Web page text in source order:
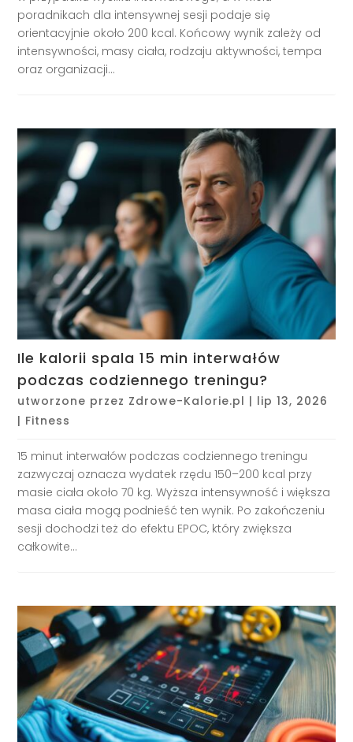
poradnikach dla intensywnej sesji podaje się
orientacyjnie około 200 kcal. Końcowy wynik zależy od
intensywności, masy ciała, rodzaju aktywności, tempa
oraz organizacji...
Ile kalorii spala 15 min interwałów
podczas codziennego treningu?
utworzone przez Zdrowe-Kalorie.pl | lip 13, 2026
| Fitness
15 minut interwałów podczas codziennego treningu
zazwyczaj oznacza wydatek rzędu 150–200 kcal przy
masie ciała około 70 kg. Wyższa intensywność i większa
masa ciała mogą podnieść ten wynik. Po zakończeniu
sesji dochodzi też do efektu EPOC, który zwiększa
całkowite...